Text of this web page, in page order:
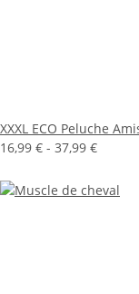
XXXL ECO Peluche
16,99 € - 37,99 €